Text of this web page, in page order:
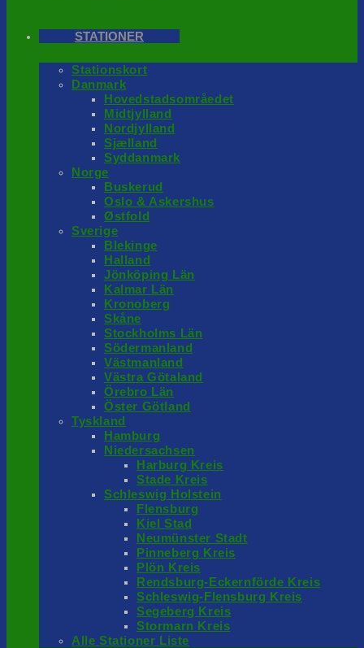
STATIONER
Stationskort
Danmark
Hovedstadsområedet
Midtjylland
Nordjylland
Sjælland
Syddanmark
Norge
Buskerud
Oslo & Askershus
Østfold
Sverige
Blekinge
Halland
Jönköping Län
Kalmar Län
Kronoberg
Skåne
Stockholms Län
Södermanland
Västmanland
Västra Götaland
Örebro Län
Öster Götland
Tyskland
Hamburg
Niedersachsen
Harburg Kreis
Stade Kreis
Schleswig Holstein
Flensburg
Kiel Stad
Neumünster Stadt
Pinneberg Kreis
Plön Kreis
Rendsburg-Eckernförde Kreis
Schleswig-Flensburg Kreis
Segeberg Kreis
Stormarn Kreis
Alle Stationer Liste